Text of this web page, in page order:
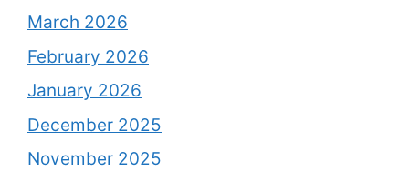
March 2026
February 2026
January 2026
December 2025
November 2025